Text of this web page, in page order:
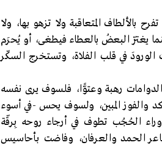
بالألطاف المتعاقبة ولا تزهو بها، ولا
يغترّ البعضُ بالعطاء فيطغى، أو يُحرَم
في قلب الفلاة، وتستخرج السكّر
الدوامات رهبة وعتوًّا، فلسوف يرى نفسه
والفوز المبين، ولسوف يحس -في أسوء
الحُجُب تطوف في أرجاء روحه بِرقّة
الحمد والعرفان، وفاضت بأحاسيس